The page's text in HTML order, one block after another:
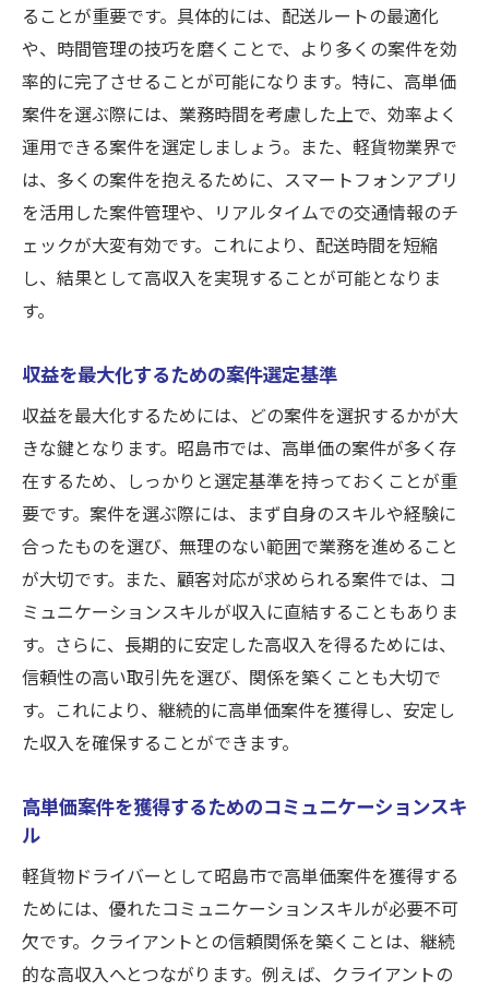
ることが重要です。具体的には、配送ルートの最適化
や、時間管理の技巧を磨くことで、より多くの案件を効
率的に完了させることが可能になります。特に、高単価
案件を選ぶ際には、業務時間を考慮した上で、効率よく
運用できる案件を選定しましょう。また、軽貨物業界で
は、多くの案件を抱えるために、スマートフォンアプリ
を活用した案件管理や、リアルタイムでの交通情報のチ
ェックが大変有効です。これにより、配送時間を短縮
し、結果として高収入を実現することが可能となりま
す。
収益を最大化するための案件選定基準
収益を最大化するためには、どの案件を選択するかが大
きな鍵となります。昭島市では、高単価の案件が多く存
在するため、しっかりと選定基準を持っておくことが重
要です。案件を選ぶ際には、まず自身のスキルや経験に
合ったものを選び、無理のない範囲で業務を進めること
が大切です。また、顧客対応が求められる案件では、コ
ミュニケーションスキルが収入に直結することもありま
す。さらに、長期的に安定した高収入を得るためには、
信頼性の高い取引先を選び、関係を築くことも大切で
す。これにより、継続的に高単価案件を獲得し、安定し
た収入を確保することができます。
高単価案件を獲得するためのコミュニケーションスキ
ル
軽貨物ドライバーとして昭島市で高単価案件を獲得する
ためには、優れたコミュニケーションスキルが必要不可
欠です。クライアントとの信頼関係を築くことは、継続
的な高収入へとつながります。例えば、クライアントの